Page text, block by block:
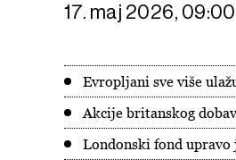
17. maj 2026, 09:00
Evropljani sve više
Akcije britanskog
Londonski fond